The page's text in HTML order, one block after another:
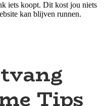
iets koopt. Dit kost jou niets
kan blijven runnen.
Tips